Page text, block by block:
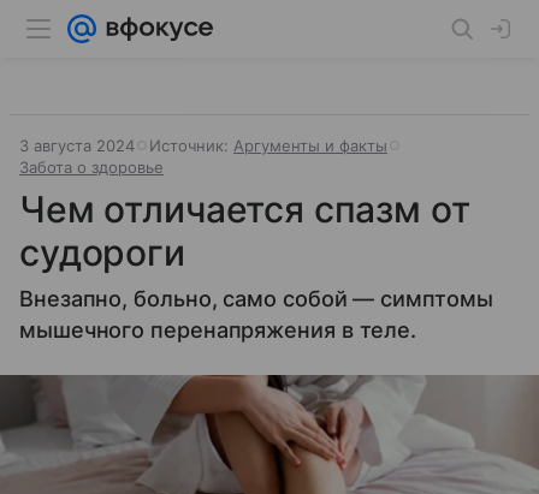
3 августа 2024 Источник: Аргументы и факты
Забота о здоровье
Чем отличается спазм от
судороги
Внезапно, больно, само собой — симптомы
мышечного перенапряжения в теле.